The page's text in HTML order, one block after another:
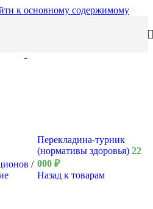
к основному содержимому
/
Перекладина-турник
(нормативы здоровья)22
000₽
Назад к товарам